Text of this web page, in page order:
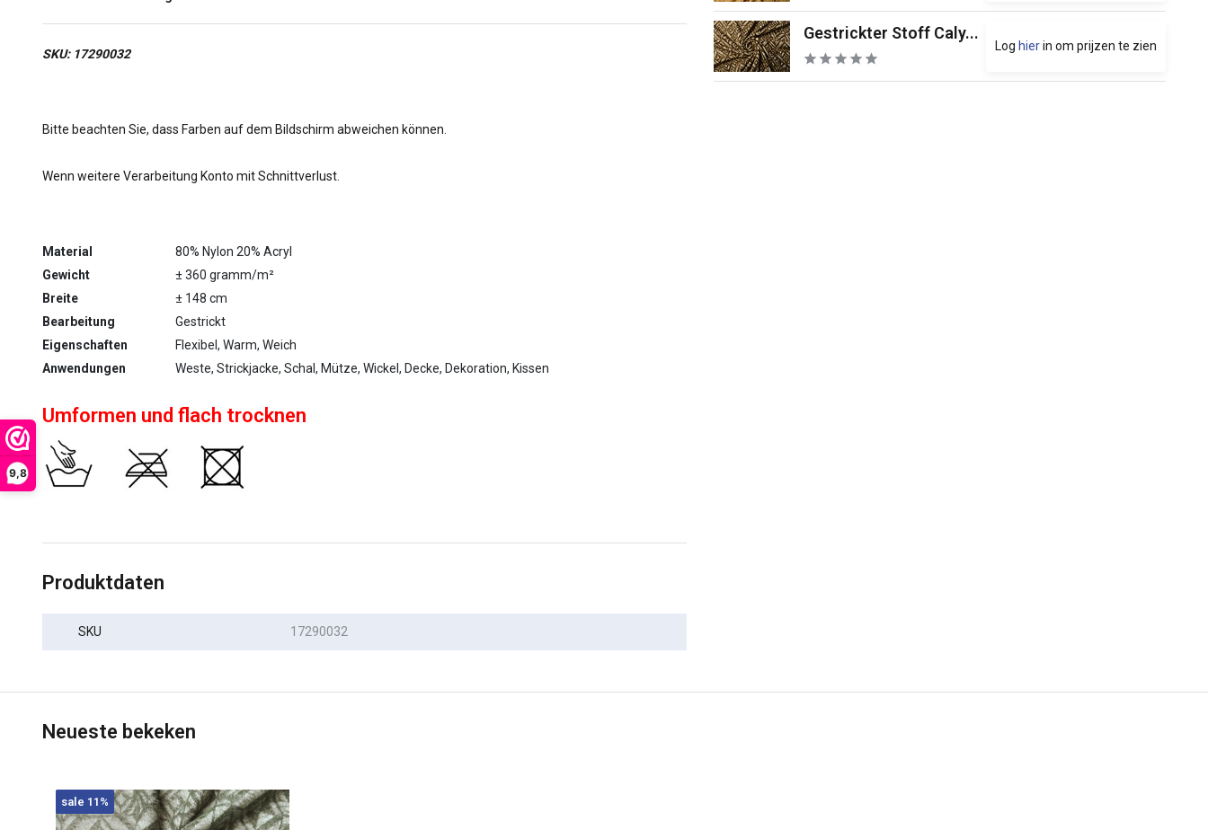
9,8
SKU: 17290032
Bitte beachten Sie, dass Farben auf dem Bildschirm abweichen können.
Wenn weitere Verarbeitung Konto mit Schnittverlust.
Material
80% Nylon 20% Acryl
Gewicht
± 360 gramm/m²
Breite
± 148 cm
Bearbeitung
Gestrickt
Eigenschaften
Flexibel, Warm, Weich
Anwendungen
Weste, Strickjacke, Schal, Mütze, Wickel, Decke, Dekoration, Kissen
Umformen und flach trocknen
Produktdaten
SKU 17290032
Gestrickter Stoff Caly...
Log hierin om prijzen te zien
Neueste bekeken
sale 11%